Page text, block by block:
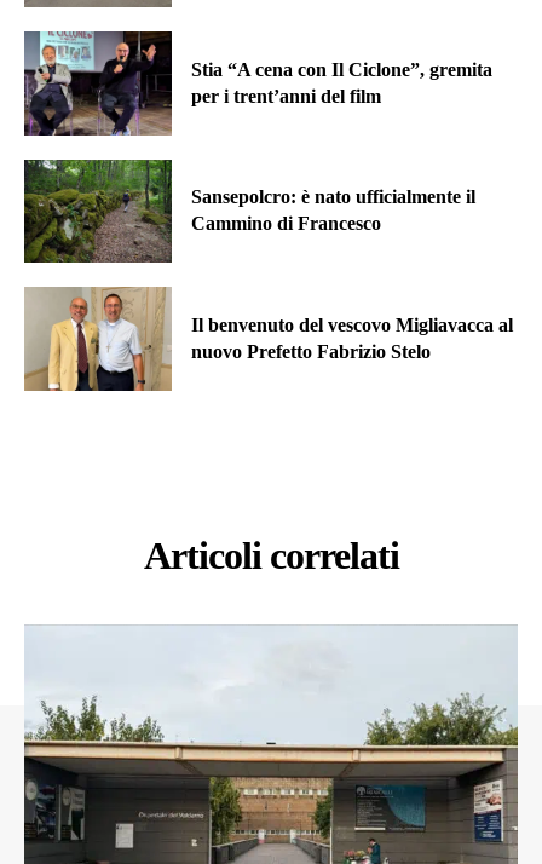
Stia “A cena con Il Ciclone”, gremita
per i trent’anni del film
Sansepolcro: è nato ufficialmente il
Cammino di Francesco
Il benvenuto del vescovo Migliavacca al
nuovo Prefetto Fabrizio Stelo
Articoli correlati